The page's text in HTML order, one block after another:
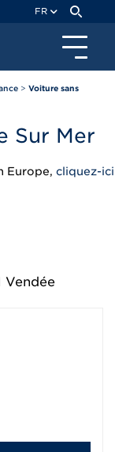
FR
> Voiture sans
Sur Mer
Europe, cliquez-ici
Vendée